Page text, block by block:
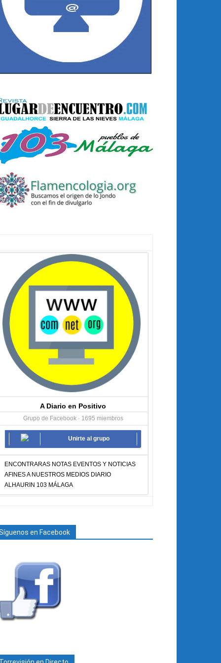
A Diario en Positivo
Grupo de Facebook · 1695 miembros
Unirte al grupo
ENCONTRARAS NOTAS EVENTOS Y NOTICIAS
AFINES A NUESTROS MEDIOS DIARIO
ALHAURIN 103 MÁLAGA
en Facebook